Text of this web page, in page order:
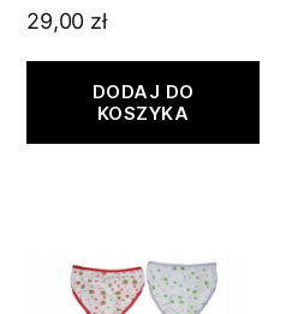
29,00 zł
DODAJ DO
KOSZYKA